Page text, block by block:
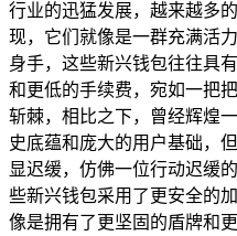
行业的迅猛发展，越来越多
现，它们就像是一群充满活
身手，这些新兴钱包往往具
和更低的手续费，宛如一把
斩棘，相比之下，曾经辉煌
史底蕴和庞大的用户基础，
显迟缓，仿佛一位行动迟缓
些新兴钱包采用了更安全的
像是拥有了更坚固的盾牌和